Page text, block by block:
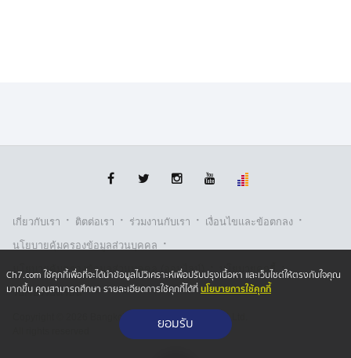
เกี่ยวกับเรา · ติตต่อเรา · ร่วมงานกับเรา · เงื่อนไขและข้อตกลง ·
นโยบายคุ้มครองข้อมูลส่วนบุคคล ·
นโยบายคุ้มครองข้อมูลส่วนบุคคล (ออนไลน์) · นโยบายคุกกี้ ·
รับเรื่องร้องเรียน
Copyright © 2026 Bangkok Broadcasting & T.V. Co.,Ltd.
Ch7.com ใช้คุกกี้เพื่อที่จะได้นำข้อมูลไปวิเคราะห์เพื่อปรับปรุงเนื้อหา และเว็บไซต์ให้ตรงกับใจคุณ
มากขึ้น คุณสามารถศึกษา รายละเอียดการใช้คุกกี้ได้ที่นโยบายการใช้คุกกี้
ยอมรับ